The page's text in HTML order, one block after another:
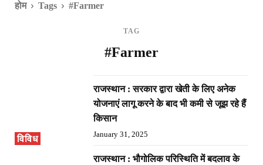
होम Tags #Farmer
TAG
#Farmer
विविध
राजस्थान : सरकार द्वारा खेती के लिए अनेक
योजनाएं लागू करने के बाद भी कमी से जूझ रहे हैं
किसान
January 31, 2025
राजस्थान : भौगोलिक परिस्थिति में बदलाव के